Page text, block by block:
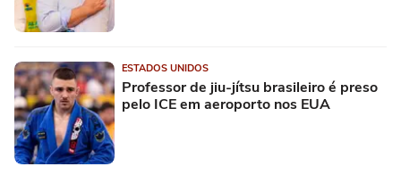
ESTADOS UNIDOS
Professor de jiu-jítsu brasileiro é preso
pelo ICE em aeroporto nos EUA